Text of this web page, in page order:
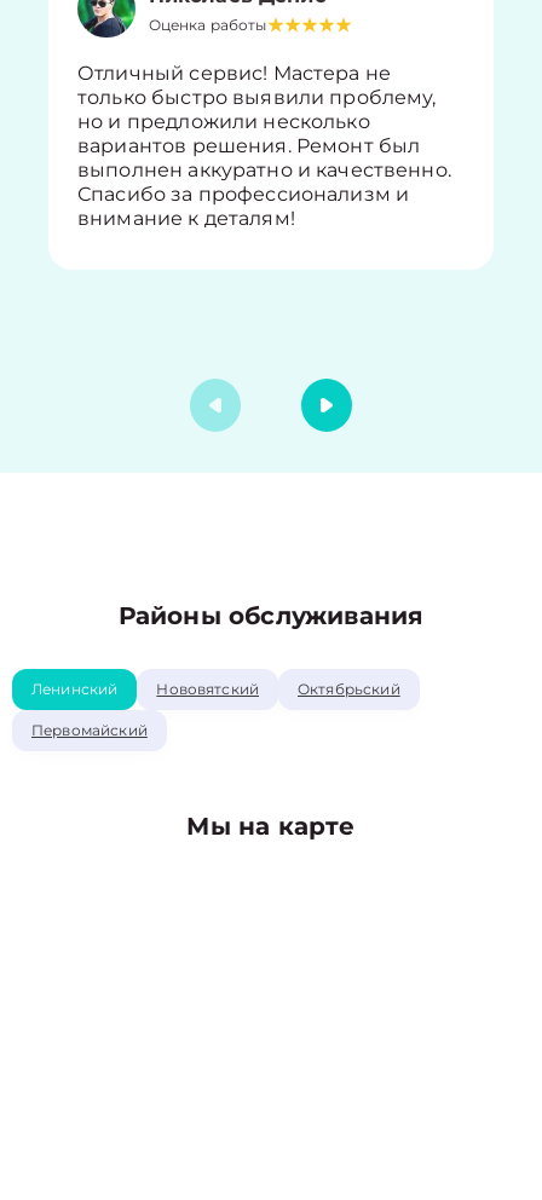
Оценка работы
Отличный сервис! Мастера не
только быстро выявили проблему,
но и предложили несколько
вариантов решения. Ремонт был
выполнен аккуратно и качественно.
Спасибо за профессионализм и
внимание к деталям!
Районы обслуживания
Ленинский Нововятский Октябрьский
Первомайский
Мы на карте